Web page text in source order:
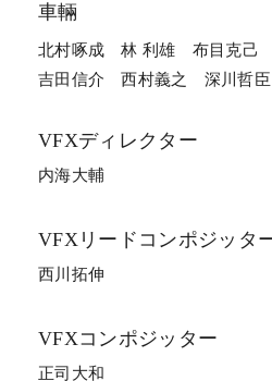
車輛
北村啄成 林 利雄 布目克己
吉田信介
西村義之 深川哲臣
VFXディレクター
内海大輔
VFXリードコンポジッタ
西川拓伸
VFXコンポジッター
正司大和